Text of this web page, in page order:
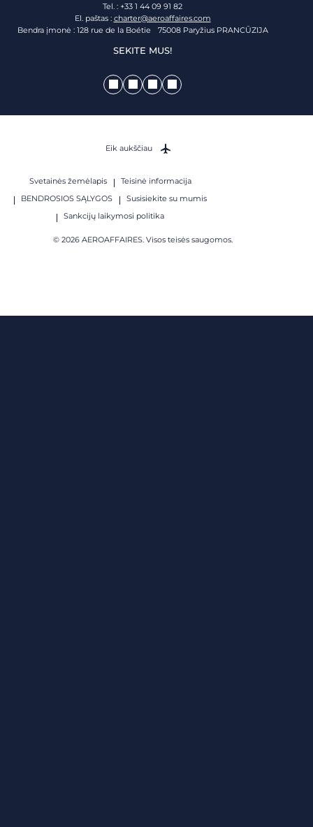
Tel. : +33 1 44 09 91 82
El. paštas : charter@aeroaffaires.com
Bendra įmonė : 128 rue de la Boétie 75008 Paryžius PRANCŪZIJA
SEKITE MUS!
Svetainės žemėlapis
Teisinė informacija
BENDROSIOS SĄLYGOS
Susisiekite su mumis
Sankcijų laikymosi politika
© 2026 AEROAFFAIRES. Visos teisės saugomos.
Eik aukščiau